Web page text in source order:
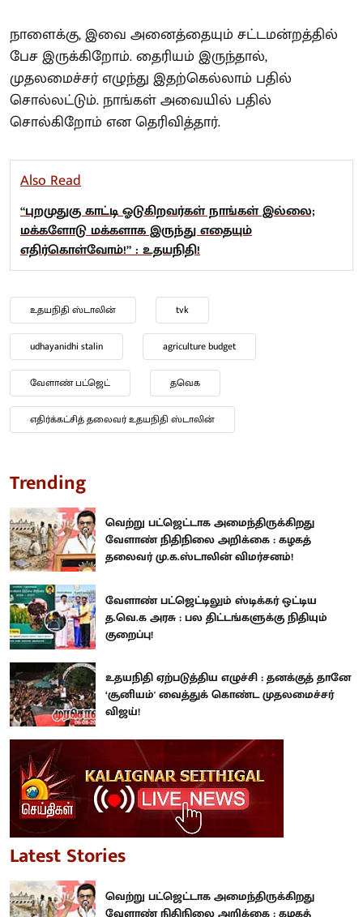
நாளைக்கு, இவை அனைத்தையும் சட்டமன்றத்தில்
பேச இருக்கிறோம். தைரியம் இருந்தால்,
முதலமைச்சர் எழுந்து இதற்கெல்லாம் பதில்
சொல்லட்டும். நாங்கள் அவையில் பதில்
சொல்கிறோம் என தெரிவித்தார்.
Also Read
“புறமுதுகு காட்டி ஓடுகிறவர்கள் நாங்கள் இல்லை;
மக்களோடு மக்களாக இருந்து எதையும்
எதிர்கொள்வோம்!” : உதயநிதி!
உதயநிதி ஸ்டாலின் tvk
udhayanidhi stalin agriculture budget
வேளாண் பட்ஜெட் தவெக
எதிர்க்கட்சித் தலைவர் உதயநிதி ஸ்டாலின்
Trending
வெற்று பட்ஜெட்டாக அமைந்திருக்கிறது
வேளாண் நிதிநிலை அறிக்கை : கழகத்
தலைவர் மு.க.ஸ்டாலின் விமர்சனம்!
வேளாண் பட்ஜெட்டிலும் ஸ்டிக்கர் ஒட்டிய
த.வெ.க அரசு : பல திட்டங்களுக்கு நிதியும்
குறைப்பு!
உதயநிதி ஏற்படுத்திய எழுச்சி : தனக்குத் தானே
‘சூனியம்' வைத்துக் கொண்ட முதலமைச்சர்
விஜய்!
Latest Stories
வெற்று பட்ஜெட்டாக அமைந்திருக்கிறது
வேளாண் நிதிநிலை அறிக்கை : கழகத்